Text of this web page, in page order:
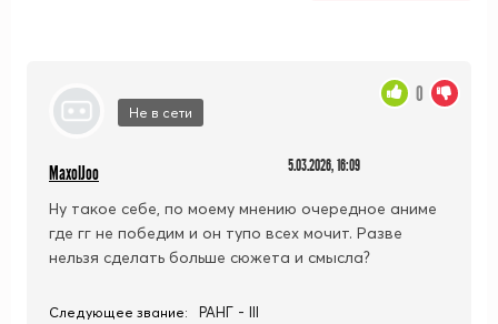
Не в сети
MaxolJoo 5.03.2026, 16:09
Ну такое себе, по моему мнению очередное аниме
где гг не победим и он тупо всех мочит. Разве
нельзя сделать больше сюжета и смысла?
0
Следующее звание: РАНГ - III